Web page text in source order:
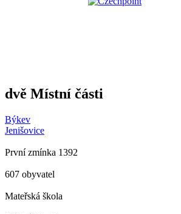
dvě Místní části
Býkev
Jenišovice
První zmínka 1392
607 obyvatel
Mateřská škola